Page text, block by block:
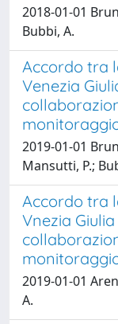
2018-01-01
Bubbi, A.
Accordo tra
Venezia
2019-01-01
Mansutti, P.;
Accordo tra
Vnezia
2019-01-01
A.